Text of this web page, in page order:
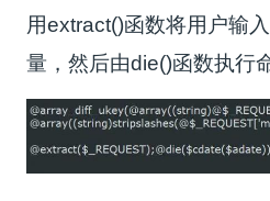
用extract()函数将用户输
量，然后由die()函数执行